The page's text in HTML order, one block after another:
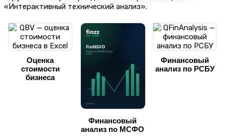
«Интерактивный технический анализ».
Оценка
стоимости
бизнеса
Финансовый
анализ по МСФО
Финансовый
анализ по РСБУ